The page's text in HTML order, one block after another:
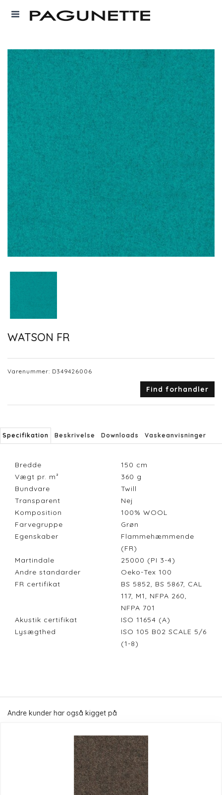
WATSON FR
Varenummer: D349426006
Find forhandler
Specifikation Beskrivelse Downloads Vaskeanvisninger
Bredde 150 cm
Vægt pr. m²
360 g
Bundvare
Twill
Transparent
Nej
Komposition
100% WOOL
Farvegruppe
Grøn
Egenskaber
Flammehæmmende
(FR)
Martindale
25000 (PI 3-4)
Andre standarder
Oeko-Tex 100
FR certifikat
BS 5852, BS 5867, CAL
117, M1, NFPA 260,
NFPA 701
Akustik certifikat
ISO 11654 (A)
Lysægthed
ISO 105 B02 SCALE 5/6
(1-8)
Andre kunder har også kigget på